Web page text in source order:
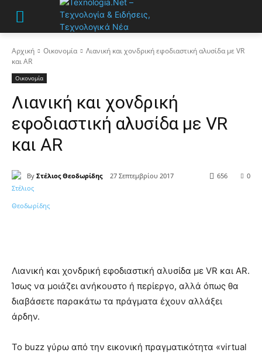
Αρχική Οικονομία
Λιανική και χονδρική εφοδιαστική αλυσίδα με VR
και AR
Οικονομία
Λιανική και χονδρική
εφοδιαστική αλυσίδα με VR
και AR
By Στέλιος Θεοδωρίδης 27 Σεπτεμβρίου 2017 0
656
Λιανική και χονδρική εφοδιαστική αλυσίδα με VR και AR.
Ίσως να μοιάζει ανήκουστο ή περίεργο, αλλά όπως θα
διαβάσετε παρακάτω τα πράγματα έχουν αλλάξει
άρδην.
Το buzz γύρω από την εικονική πραγματικότητα «virtual